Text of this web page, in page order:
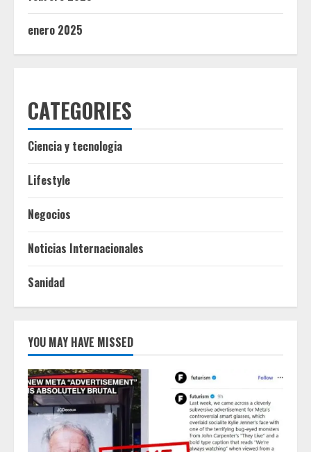
enero 2025
CATEGORIES
Ciencia y tecnologia
Lifestyle
Negocios
Noticias Internacionales
Sanidad
YOU MAY HAVE MISSED